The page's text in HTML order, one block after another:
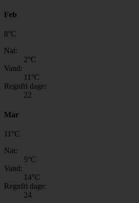
Feb
8°C
Nat:
2°C
Vand:
11 °C
Regnfri dage:
22
Mar
11 °C
Nat:
5°C
Vand:
14°C
Regnfri dage:
24